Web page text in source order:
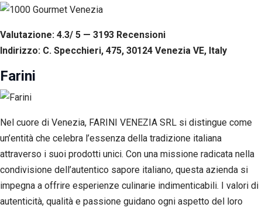
Valutazione: 4.3/ 5 — 3193 Recensioni
Indirizzo: C. Specchieri, 475, 30124 Venezia VE, Italy
Farini
Nel cuore di Venezia, FARINI VENEZIA SRL si distingue come
un’entità che celebra l’essenza della tradizione italiana
attraverso i suoi prodotti unici. Con una missione radicata nella
condivisione dell’autentico sapore italiano, questa azienda si
impegna a offrire esperienze culinarie indimenticabili. I valori di
autenticità, qualità e passione guidano ogni aspetto del loro